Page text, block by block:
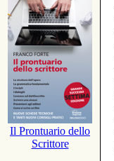
Il Prontuario dello
Scrittore